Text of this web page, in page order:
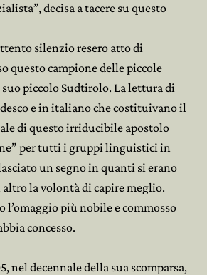
decisa a tacere su questo
silenzio resero atto di
questo campione delle piccole
piccolo Sudtirolo. La lettura di
e in italiano che costituivano il
di questo irriducibile apostolo
per tutti i gruppi linguistici in
un segno in quanti si erano
la volontà di capire meglio.
l’omaggio più nobile e commosso
concesso.
nel decennale della sua scomparsa,